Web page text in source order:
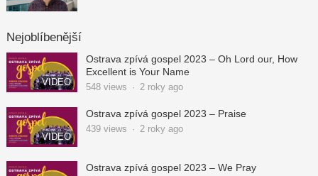
Nejoblíbenější
VIDEO
Ostrava zpívá gospel 2023 – Oh Lord our, How
Excellent is Your Name
548views · 2 roky ago
VIDEO
Ostrava zpívá gospel 2023 – Praise
439views · 2 roky ago
Ostrava zpívá gospel 2023 – We Pray